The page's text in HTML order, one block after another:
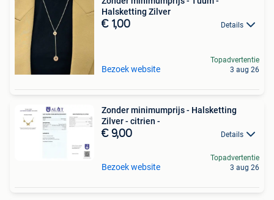
Halsketting Zilver
€ 1,00 Details
Bezoek website
Topadvertentie
3 aug 26
Zonder minimumprijs - Halsketting
Zilver - citrien -
€ 9,00 Details
Bezoek website
Topadvertentie
3 aug 26